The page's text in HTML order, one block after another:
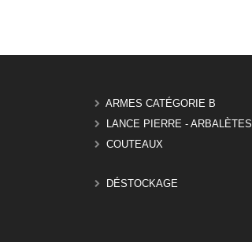
ARMES CATÉGORIE B
LANCE PIERRE - ARBALÈTES
COUTEAUX
DÉSTOCKAGE